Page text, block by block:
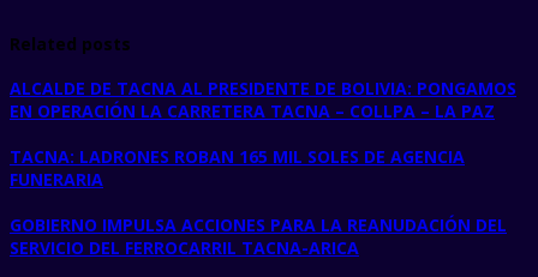
Related posts
ALCALDE DE TACNA AL PRESIDENTE DE BOLIVIA: PONGAMOS
EN OPERACIÓN LA CARRETERA TACNA – COLLPA – LA PAZ
TACNA: LADRONES ROBAN 165 MIL SOLES DE AGENCIA
FUNERARIA
GOBIERNO IMPULSA ACCIONES PARA LA REANUDACIÓN DEL
SERVICIO DEL FERROCARRIL TACNA-ARICA